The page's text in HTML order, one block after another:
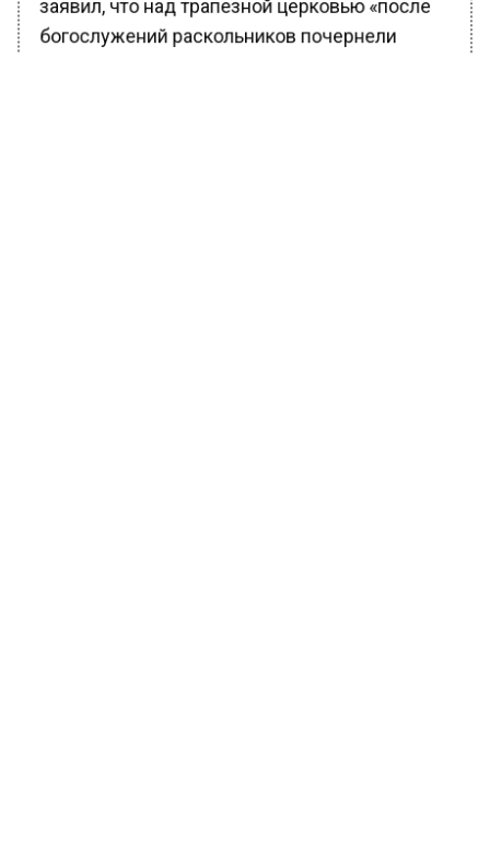
заявил, что над трапезной церковью «после
богослужений раскольников почернели